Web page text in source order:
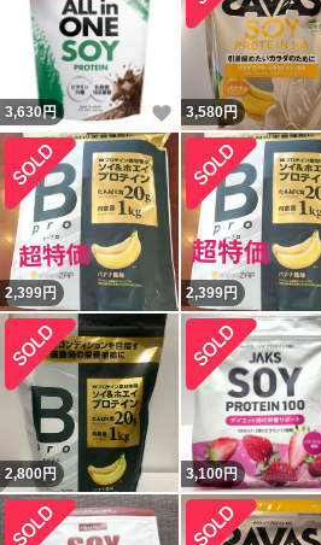
3,630円 いいね！
3,580円
2,399円 2,399円
2,800円 3,100円